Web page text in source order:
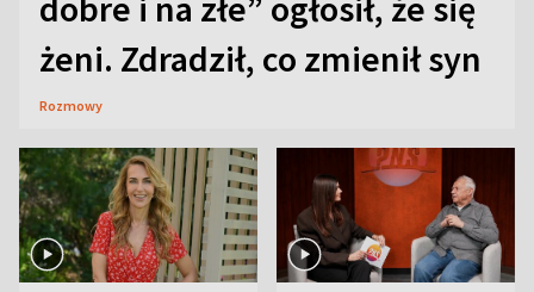
żeni. Zdradził, co zmienił syn
Rozmowy